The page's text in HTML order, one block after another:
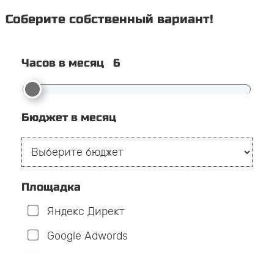
Соберите собственный вариант!
Часов в месяц 6
Бюджет в месяц
Площадка
Яндекс Директ
Google Adwords